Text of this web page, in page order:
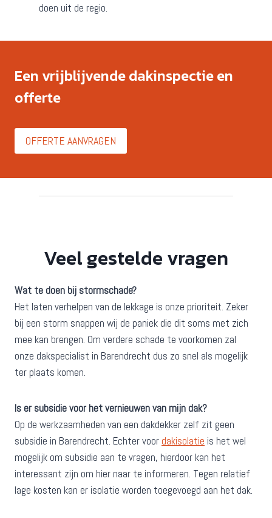
doen uit de regio.
Een vrijblijvende dakinspectie en
offerte
OFFERTE AANVRAGEN
Veel gestelde vragen
Wat te doen bij stormschade?
Het laten verhelpen van de lekkage is onze prioriteit. Zeker
bij een storm snappen wij de paniek die dit soms met zich
mee kan brengen. Om verdere schade te voorkomen zal
onze dakspecialist in Barendrecht dus zo snel als mogelijk
ter plaats komen.
Is er subsidie voor het vernieuwen van mijn dak?
Op de werkzaamheden van een dakdekker zelf zit geen
subsidie in Barendrecht. Echter voor dakisolatie is het wel
mogelijk om subsidie aan te vragen, hierdoor kan het
interessant zijn om hier naar te informeren. Tegen relatief
lage kosten kan er isolatie worden toegevoegd aan het dak.